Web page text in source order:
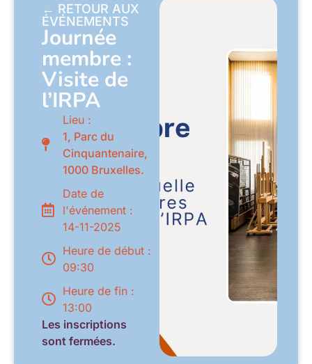
← RETOUR AUX
ÉVÉNEMENTS
Journée
membre :
Visite de
l’IRPA
Lieu :
1, Parc du
Cinquantenaire,
1000 Bruxelles.
Date de
l'événement :
14-11-2025
Heure de début :
09:30
Heure de fin :
13:00
Les inscriptions
sont fermées.